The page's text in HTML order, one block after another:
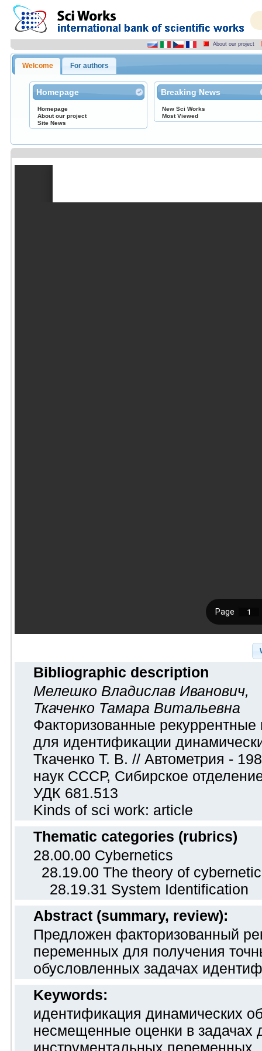
About our project
Welcome For authors
Homepage
Homepage
About our project
Site News
Breaking News
New Sci Works
Most Viewed
Bibliographic description
Мелешко Владислав Иванович,
Ткаченко Тамара Витальевна
Факторизованные
для идентификации
Ткаченко Т. В. // Автометрия -
наук СССР, Сибирское
УДК 681.513
Kinds of sci work: article
Thematic categories (rubrics)
28.00.00 Cybernetics
28.19.00 The theory of
28.19.31 System Identification
Abstract (summary, review):
Предложен факторизованный
переменных для получения
обусловленных задачах
Keywords:
идентификация динамических
несмещенные оценки в задачах
инструментальных переменных